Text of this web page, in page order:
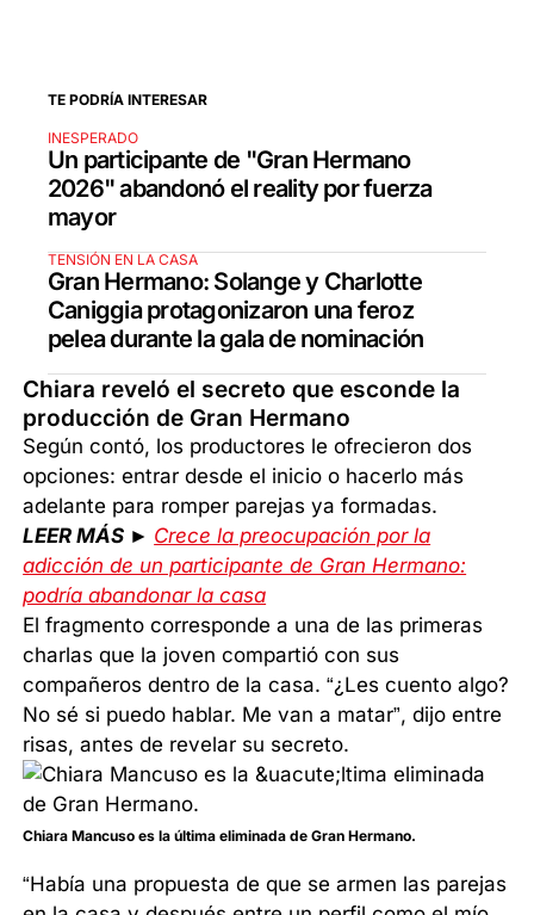
TE PODRÍA INTERESAR
INESPERADO
Un participante de "Gran Hermano
2026" abandonó el reality por fuerza
mayor
TENSIÓN EN LA CASA
Gran Hermano: Solange y Charlotte
Caniggia protagonizaron una feroz
pelea durante la gala de nominación
Chiara reveló el secreto que esconde la
producción de Gran Hermano
Según contó, los productores le ofrecieron dos
opciones: entrar desde el inicio o hacerlo más
adelante para romper parejas ya formadas.
LEER MÁS ► Crece la preocupación por la
adicción de un participante de Gran Hermano:
podría abandonar la casa
El fragmento corresponde a una de las primeras
charlas que la joven compartió con sus
compañeros dentro de la casa. “¿Les cuento algo?
No sé si puedo hablar. Me van a matar”, dijo entre
risas, antes de revelar su secreto.
Chiara Mancuso es la última eliminada de Gran Hermano.
“Había una propuesta de que se armen las parejas